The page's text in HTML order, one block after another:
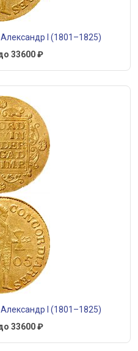
I (1801–1825)
33600 ₽
I (1801–1825)
33600 ₽